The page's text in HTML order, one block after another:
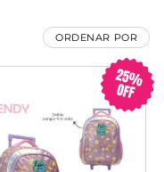
ORDENAR POR
25%
OFF